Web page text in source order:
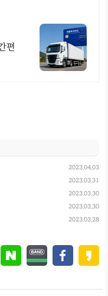
편
2023.04.03
2023.03.31
2023.03.30
2023.03.30
2023.03.28